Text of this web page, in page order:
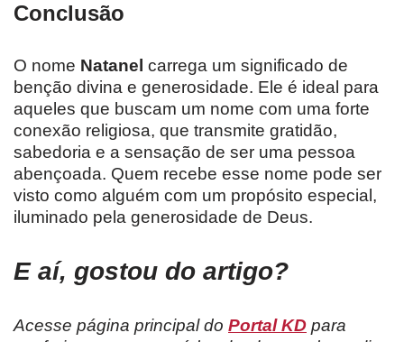
Conclusão
O nome Natanel carrega um significado de
benção divina e generosidade. Ele é ideal para
aqueles que buscam um nome com uma forte
conexão religiosa, que transmite gratidão,
sabedoria e a sensação de ser uma pessoa
abençoada. Quem recebe esse nome pode ser
visto como alguém com um propósito especial,
iluminado pela generosidade de Deus.
E aí, gostou do artigo?
Acesse página principal do Portal KD para